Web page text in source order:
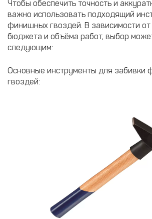
Чтобы обеспечить точность и
важно использовать подходящий
финишных гвоздей. В зависимости от
бюджета и объёма работ, выбор
следующим:
Основные инструменты для забивки
гвоздей: